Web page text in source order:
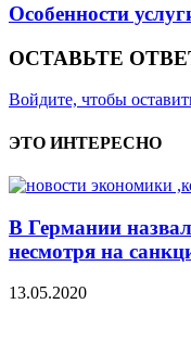
Особенности
ОСТАВЬТЕ
Войдите, чтобы
ЭТО ИНТЕРЕСНО
В Германии
несмотря на
13.05.2020